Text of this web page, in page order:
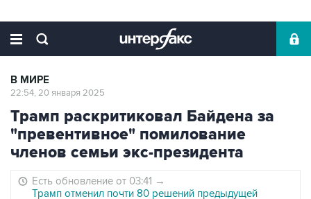
В МИРЕ
22:54, 20 января 2025
Трамп раскритиковал Байдена за
"превентивное" помилование
членов семьи экс-президента
Есть обновление от 03:41 →
Трамп отменил почти 80 решений предыдущей